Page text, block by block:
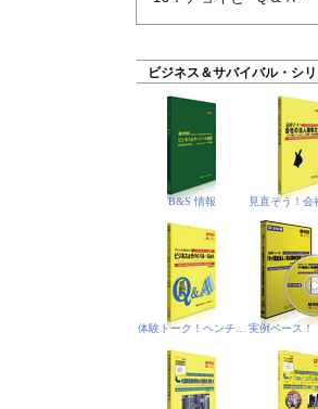
ビジネス＆サバイバル・シ
B&S 情報